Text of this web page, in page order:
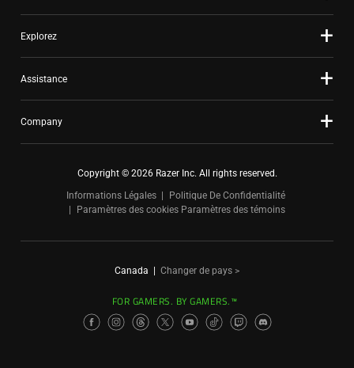
Explorez
Assistance
Company
Copyright © 2026 Razer Inc. All rights reserved.
Informations Légales
Politique De Confidentialité
Paramètres des cookies Paramètres des témoins
Canada Changer de pays >
FOR GAMERS. BY GAMERS.™